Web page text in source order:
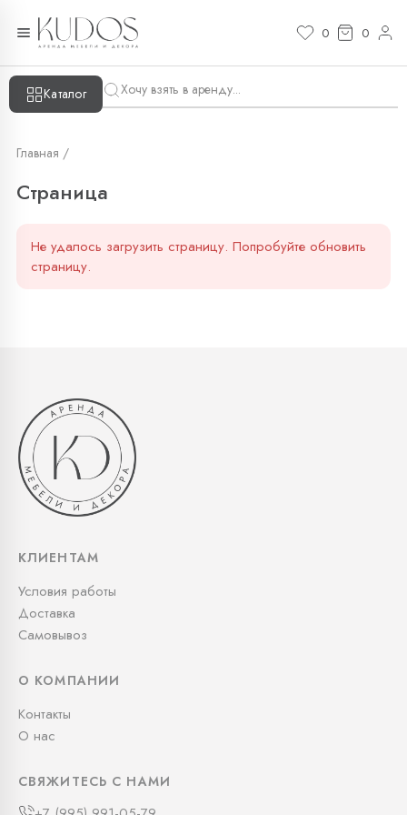
0 0
Каталог
Главная /
Страница
Не удалось загрузить страницу. Попробуйте обновить
страницу.
КЛИЕНТАМ
Условия работы
Доставка
Самовывоз
О КОМПАНИИ
Контакты
О нас
СВЯЖИТЕСЬ С НАМИ